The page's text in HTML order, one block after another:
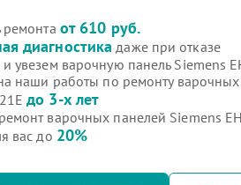
ремонта от 610 руб.
диагностика даже при отказе
увезем варочную панель Siemens
наши работы по ремонту
до 3-х лет
варочных панелей Siemens
вас до 20%